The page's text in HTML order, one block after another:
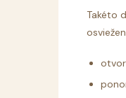
Takéto